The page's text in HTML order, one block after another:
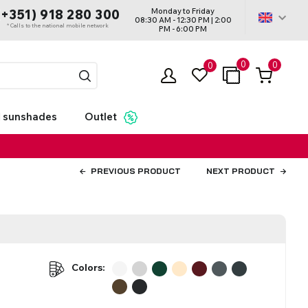
918 280 300
* Calls to the national mobile network
Monday to Friday
08:30 AM - 12:30 PM | 2:00
PM - 6:00 PM
0 0 0
Outlet
Roller Blinds Dual
Motorization
Acessórios - Cortinas
PREVIOUS PRODUCT NEXT PRODUCT
Colors: